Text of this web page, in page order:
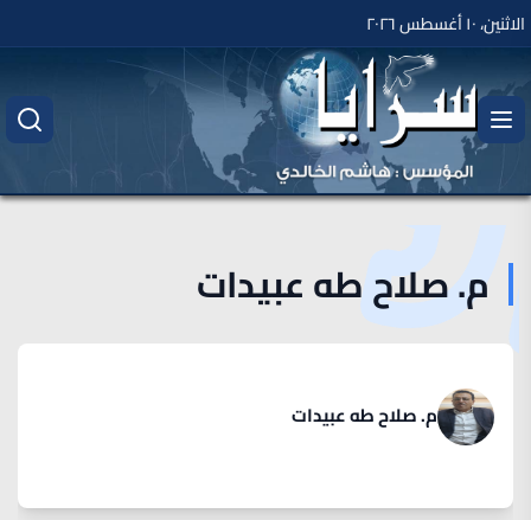
الاثنين، ١٠ أغسطس ٢٠٢٦
م. صلاح طه عبيدات
م. صلاح طه عبيدات